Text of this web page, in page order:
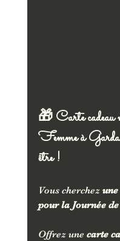
🎁 Carte cadeau
Femme à
être !
Vous cherchez
pour la Journée
Offrez une carte